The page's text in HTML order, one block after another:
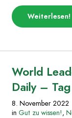
Weiterlesen
3“
!
World
Daily –
8. November 2022
in Gut zu wissen!,